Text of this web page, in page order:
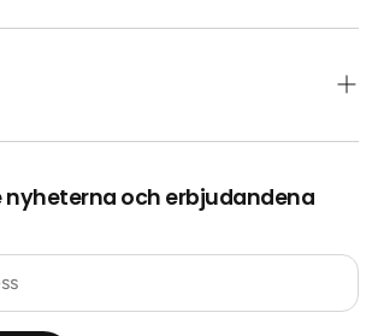
nyheterna och erbjudandena